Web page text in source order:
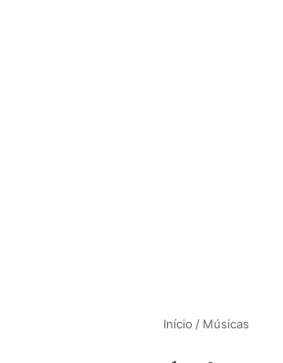
Início / Músicas